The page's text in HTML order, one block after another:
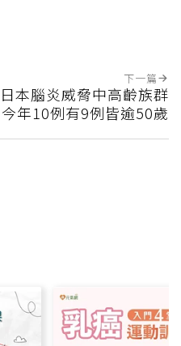
下一篇
日本腦炎威脅中高齡族群
今年10例有9例皆逾50歲